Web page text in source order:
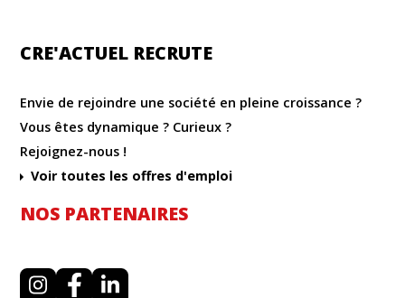
CRE'ACTUEL RECRUTE
Envie de rejoindre une société en pleine croissance ?
Vous êtes dynamique ? Curieux ?
Rejoignez-nous !
Voir toutes les offres d'emploi
NOS PARTENAIRES
I F L